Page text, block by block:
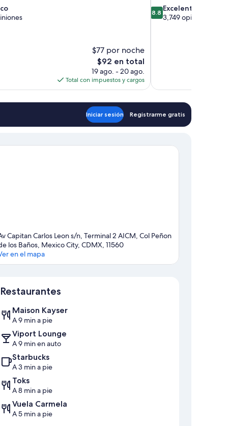
$77 por noche
El
precio
actual
es
$92
$92 en total
19 ago. - 20 ago.
Total con impuestos y cargos
8.8
de
8.8 Excelente
3,749 opiniones
Iniciar sesión Registrarme gratis
Capitan Carlos Leon s/n, Terminal 2 AICM, Col Peñon
los Baños, Mexico City, CDMX, 11560
en el mapa
Restaurantes
Maison Kayser
A 9 min a pie
Viport Lounge
A 9 min en auto
Starbucks
A 3 min a pie
Toks
A 8 min a pie
Vuela Carmela
A 5 min a pie